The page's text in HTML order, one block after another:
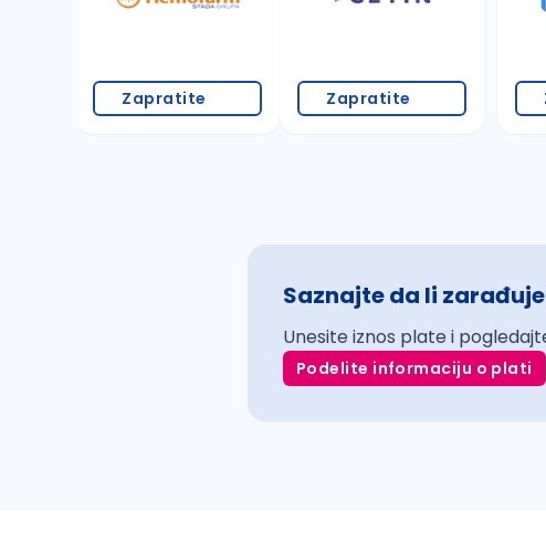
Zapratite Zapratite
Saznajte da li
Unesite iznos plate i
Podelite informaciju o plati